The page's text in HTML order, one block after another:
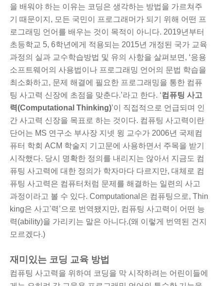
을 배워야 하는 이유는 코딩은 생각하는 방법을 가르쳐주
기 때문이지, 모든 국민이 프로그래머가 되기 위해 어떤 프
로그래밍 언어를 배우는 것이 목적이 아니다. 2019년부터
초등학교 5, 6학년에게 적용되는 2015년 개정된 국가 교육
과정의 실과 교수학습방법 및 유의 사항을 살펴보면, ‘응용
소프트웨어의 사용법이나 프로그래밍 언어의 문법 학습을
최소화하고, 문제 해결에 필요한 프로그래밍을 통한 컴퓨
팅 사고력 신장에 초점을 맞춘다.’라고 한다. ‘컴퓨팅 사고
력(Computational Thinking)’이 직접적으로 언급되며 인
간 사고력 신장을 목표로 하는 것이다. 컴퓨팅 사고력이란
단어는 MS 연구소 부사장 지넷 윙 교수가 2006년 국제컴
퓨터 학회 ACM 학술지 기고문에 사용하면서 주목을 받기
시작했다. 당시 명확한 정의를 내리지는 않아서 지금도 컴
퓨팅 사고력에 대한 정의가 학자마다 다르지만, 대체로 컴
퓨팅 사고력은 컴퓨터처럼 문제를 해결하는 일련의 사고
과정이라고 볼 수 있다. Computational은 컴퓨팅으로, Thin
king은 사고'력’으로 번역됐지만, 컴퓨팅 사고력이 어떤 능
력(ability)을 가리키는 말은 아니다.(왜 이렇게 번역된 건지
모르겠다.)
재미있는 코딩 교육 방법
컴퓨팅 사고력을 위하여 코딩을 막 시작하려는 어린이들에